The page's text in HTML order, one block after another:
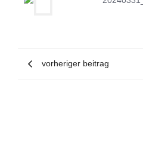
vorheriger beitrag